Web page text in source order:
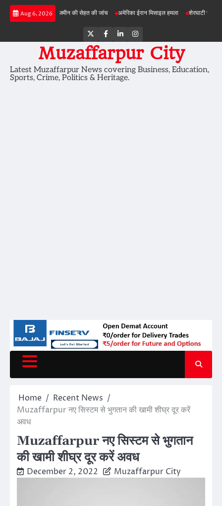
Skip
Aug 6, 2026
परियोजनाओं में जमीन की सेहत की जांच अमेरिका ईरान मिसाइल हमला शेरघाटी छात्रा दुष्कर्म
Twitter
Facebook
LinkedInInstagram
Muzaffarpur City
Latest Muzaffarpur News covering Business, Education,
Sports, Crime, Politics & Heritage.
Home
Recent News
Muzaffarpur नए सिस्टम से भुगतान की खामी शीघ्र दूर करें
अवध
Muzaffarpur नए सिस्टम से भुगतान
की खामी शीघ्र दूर करें अवध
December 2, 2022 Muzaffarpur City